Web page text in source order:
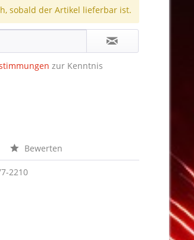
sobald der Artikel lieferbar ist.
zur Kenntnis
Bewerten
2210